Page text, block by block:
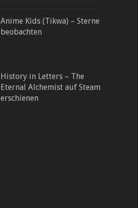
Anime Kids (Tikwa) – Sterne
beobachten
History in Letters – The
Eternal Alchemist auf Steam
erschienen